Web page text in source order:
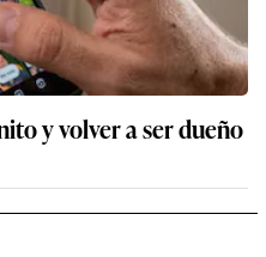
y volver a ser dueño